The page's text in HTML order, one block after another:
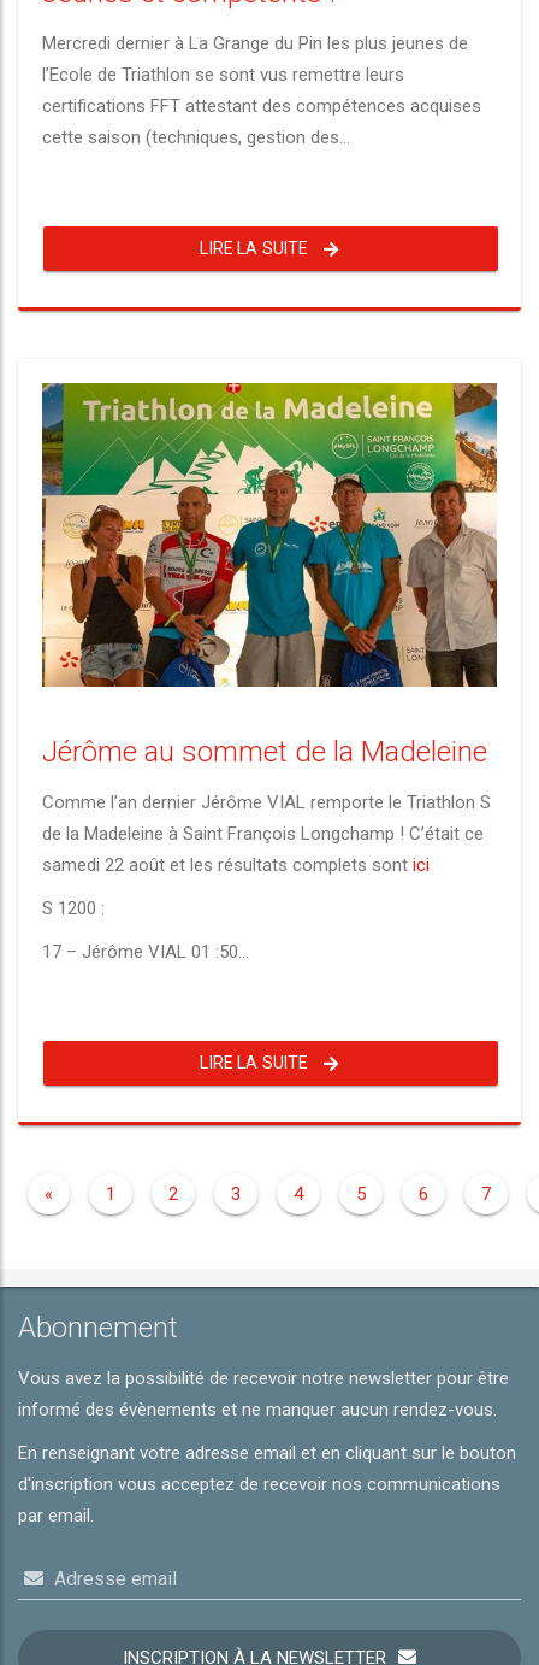
Mercredi dernier à La Grange du Pin les plus jeunes de
l’Ecole de Triathlon se sont vus remettre leurs
certifications FFT attestant des compétences acquises
cette saison (techniques, gestion des...
LIRE LA SUITE
Jérôme au sommet de la Madeleine
Comme l’an dernier Jérôme VIAL remporte le Triathlon S
de la Madeleine à Saint François Longchamp ! C’était ce
samedi 22 août et les résultats complets sont ici
S 1200 :
17 – Jérôme VIAL 01 :50...
LIRE LA SUITE
« 1 2 3 4 5 6 7
Abonnement
Vous avez la possibilité de recevoir notre newsletter pour être
informé des évènements et ne manquer aucun rendez-vous.
En renseignant votre adresse email et en cliquant sur le bouton
d'inscription vous acceptez de recevoir nos communications
par email.
Adresse email
INSCRIPTION À LA NEWSLETTER